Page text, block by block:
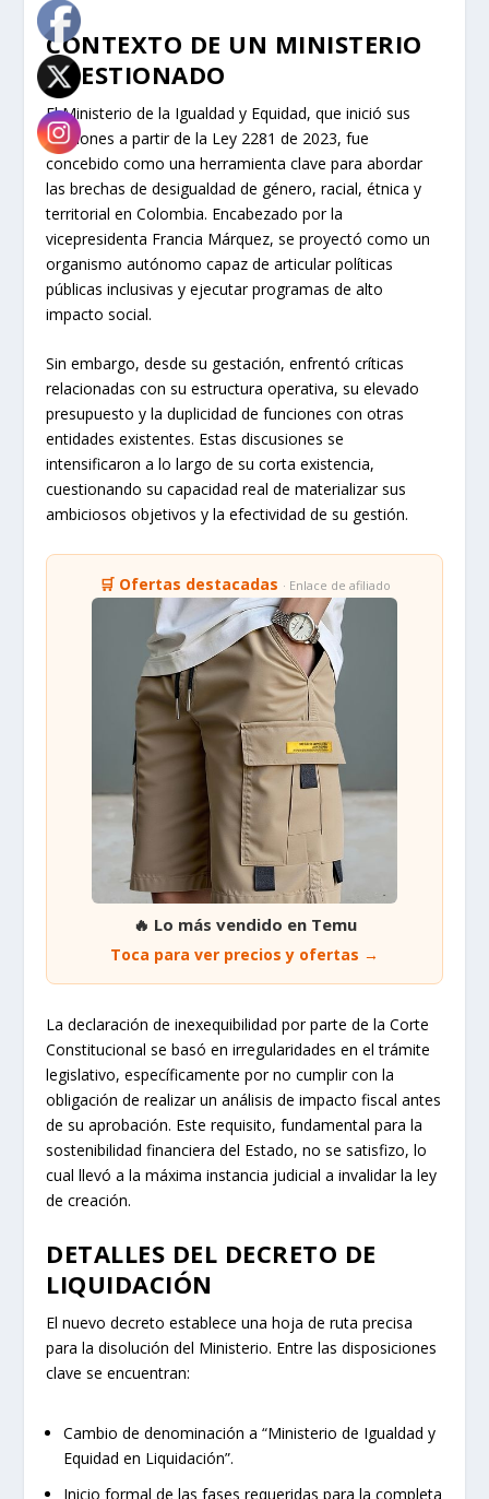
CONTEXTO DE UN MINISTERIO
CUESTIONADO
El Ministerio de la Igualdad y Equidad, que inició sus
funciones a partir de la Ley 2281 de 2023, fue
concebido como una herramienta clave para abordar
las brechas de desigualdad de género, racial, étnica y
territorial en Colombia. Encabezado por la
vicepresidenta Francia Márquez, se proyectó como un
organismo autónomo capaz de articular políticas
públicas inclusivas y ejecutar programas de alto
impacto social.
Sin embargo, desde su gestación, enfrentó críticas
relacionadas con su estructura operativa, su elevado
presupuesto y la duplicidad de funciones con otras
entidades existentes. Estas discusiones se
intensificaron a lo largo de su corta existencia,
cuestionando su capacidad real de materializar sus
ambiciosos objetivos y la efectividad de su gestión.
🛒 Ofertas destacadas · Enlace de afiliado
🔥 Lo más vendido en Temu
Toca para ver precios y ofertas →
La declaración de inexequibilidad por parte de la Corte
Constitucional se basó en irregularidades en el trámite
legislativo, específicamente por no cumplir con la
obligación de realizar un análisis de impacto fiscal antes
de su aprobación. Este requisito, fundamental para la
sostenibilidad financiera del Estado, no se satisfizo, lo
cual llevó a la máxima instancia judicial a invalidar la ley
de creación.
DETALLES DEL DECRETO DE
LIQUIDACIÓN
El nuevo decreto establece una hoja de ruta precisa
para la disolución del Ministerio. Entre las disposiciones
clave se encuentran:
Cambio de denominación a “Ministerio de Igualdad y
Equidad en Liquidación”.
Inicio formal de las fases requeridas para la completa